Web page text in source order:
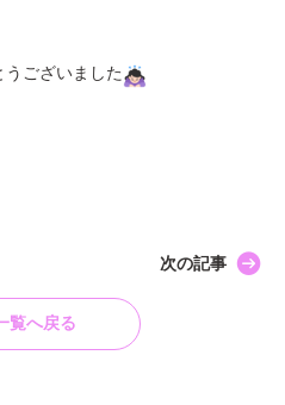
ございました
覧へ戻る
次の記事